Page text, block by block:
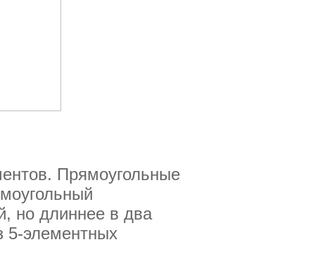
Прямоугольные
но длиннее в два
5-элементных